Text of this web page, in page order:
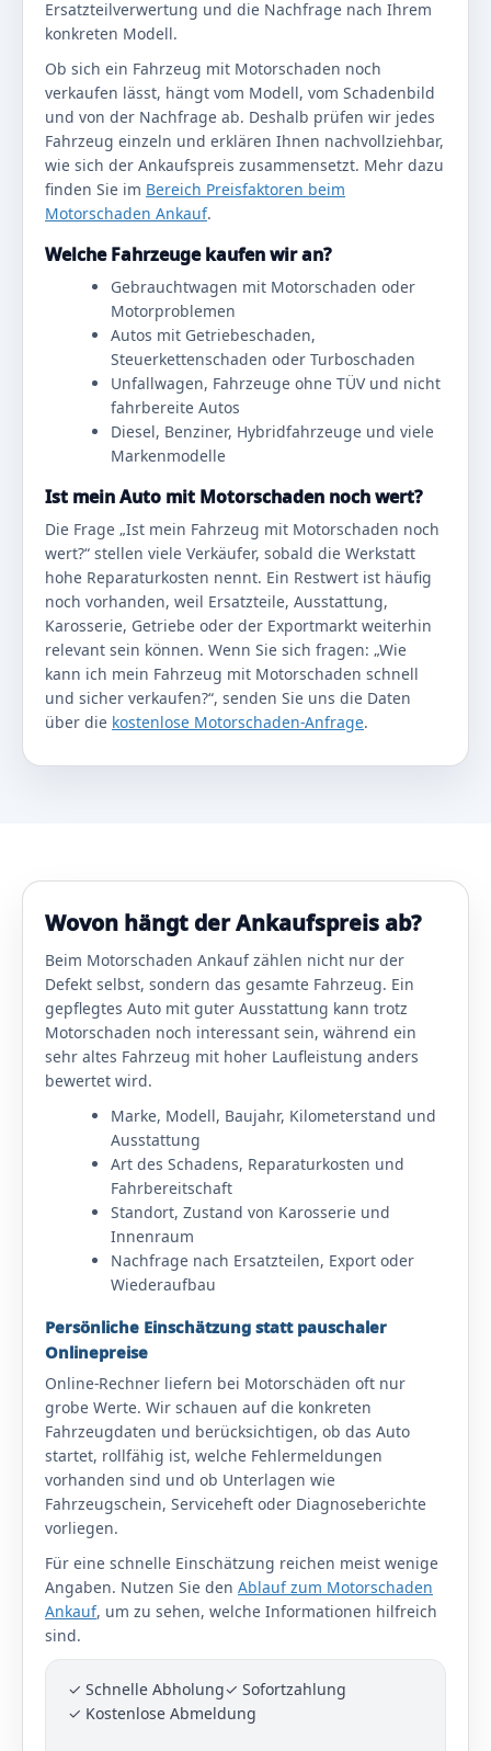
Ersatzteilverwertung und die Nachfrage nach Ihrem
konkreten Modell.
Ob sich ein Fahrzeug mit Motorschaden noch
verkaufen lässt, hängt vom Modell, vom Schadenbild
und von der Nachfrage ab. Deshalb prüfen wir jedes
Fahrzeug einzeln und erklären Ihnen nachvollziehbar,
wie sich der Ankaufspreis zusammensetzt. Mehr dazu
finden Sie im Bereich Preisfaktoren beim
Motorschaden Ankauf.
Welche Fahrzeuge kaufen wir an?
Gebrauchtwagen mit Motorschaden oder
Motorproblemen
Autos mit Getriebeschaden,
Steuerkettenschaden oder Turboschaden
Unfallwagen, Fahrzeuge ohne TÜV und nicht
fahrbereite Autos
Diesel, Benziner, Hybridfahrzeuge und viele
Markenmodelle
Ist mein Auto mit Motorschaden noch wert?
Die Frage „Ist mein Fahrzeug mit Motorschaden noch
wert?“ stellen viele Verkäufer, sobald die Werkstatt
hohe Reparaturkosten nennt. Ein Restwert ist häufig
noch vorhanden, weil Ersatzteile, Ausstattung,
Karosserie, Getriebe oder der Exportmarkt weiterhin
relevant sein können. Wenn Sie sich fragen: „Wie
kann ich mein Fahrzeug mit Motorschaden schnell
und sicher verkaufen?“, senden Sie uns die Daten
über die kostenlose Motorschaden-Anfrage.
Wovon hängt der Ankaufspreis ab?
Beim Motorschaden Ankauf zählen nicht nur der
Defekt selbst, sondern das gesamte Fahrzeug. Ein
gepflegtes Auto mit guter Ausstattung kann trotz
Motorschaden noch interessant sein, während ein
sehr altes Fahrzeug mit hoher Laufleistung anders
bewertet wird.
Marke, Modell, Baujahr, Kilometerstand und
Ausstattung
Art des Schadens, Reparaturkosten und
Fahrbereitschaft
Standort, Zustand von Karosserie und
Innenraum
Nachfrage nach Ersatzteilen, Export oder
Wiederaufbau
Persönliche Einschätzung statt pauschaler
Onlinepreise
Online-Rechner liefern bei Motorschäden oft nur
grobe Werte. Wir schauen auf die konkreten
Fahrzeugdaten und berücksichtigen, ob das Auto
startet, rollfähig ist, welche Fehlermeldungen
vorhanden sind und ob Unterlagen wie
Fahrzeugschein, Serviceheft oder Diagnoseberichte
vorliegen.
Für eine schnelle Einschätzung reichen meist wenige
Angaben. Nutzen Sie den Ablauf zum Motorschaden
Ankauf, um zu sehen, welche Informationen hilfreich
sind.
✓ Schnelle Abholung✓ Sofortzahlung
✓ Kostenlose Abmeldung